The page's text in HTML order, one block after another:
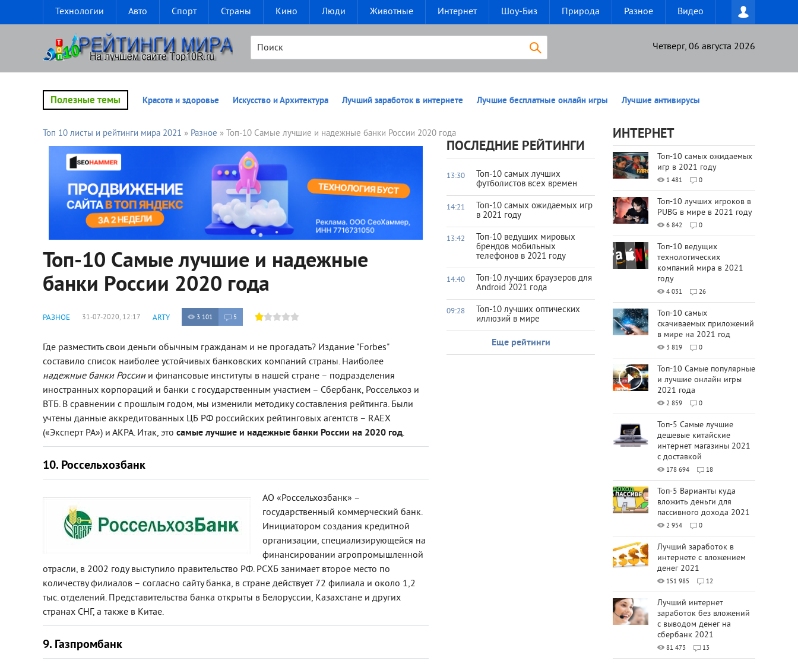
Технологии Авто Спорт Страны Кино Люди Животные Интернет Шоу-Биз Природа Разное Видео
Четверг, 06 августа 2026
Полезные темы Красота и здоровье Искусство и Архитектура Лучший заработок в интернете Лучшие бесплатные онлайн игры Лучшие антивирусы
Топ 10 листы и рейтинги мира 2021 » Разное » Топ-10 Самые лучшие и надежные банки России 2020 года
Топ-10 Самые лучшие и надежные
банки России 2020 года
РАЗНОЕ 31-07-2020, 12:17 ARTY 3 101 5
Где разместить свои деньги обычным гражданам и не прогадать? Издание "Forbes"
составило список наиболее устойчивых банковских компаний страны. Наиболее
надежные банки Россиии финансовые институты в нашей стране – подразделения
иностранных корпораций и банки с государственным участием – Сбербанк, Россельхоз и
ВТБ. В сравнении с прошлым годом, мы изменили методику составления рейтинга. Были
учтены данные аккредитованных ЦБ РФ российских рейтинговых агентств – RAEX
(«Эксперт РА») и АКРА. Итак, это самые лучшие и надежные банки России на 2020 год.
10. Россельхозбанк
АО «Россельхозбанк» –
государственный коммерческий банк.
Инициатором создания кредитной
организации, специализирующейся на
финансировании агропромышленной
отрасли, в 2002 году выступило правительство РФ. РСХБ занимает второе место по
количеству филиалов – согласно сайту банка, в стране действует 72 филиала и около 1,2
тыс. отделений. Представительства банка открыты в Белоруссии, Казахстане и других
странах СНГ, а также в Китае.
9. Газпромбанк
ПОСЛЕДНИЕ РЕЙТИНГИ
13:30
Топ-10 самых лучших
футболистов всех времен
14:21
Топ-10 самых ожидаемых игр
в 2021 году
13:42
Топ-10 ведущих мировых
брендов мобильных
телефонов в 2021 году
14:40
Топ-10 лучших браузеров для
Android 2021 года
09:28
Топ-10 лучших оптических
иллюзий в мире
Еще рейтинги
ИНТЕРНЕТ
Топ-10 самых ожидаемых
игр в 2021 году
1 481 0
Топ-10 лучших игроков в
PUBG в мире в 2021 году
6 842 0
Топ-10 ведущих
технологических
компаний мира в 2021
году
4 031 26
Топ-10 самых
скачиваемых приложений
в мире на 2021 год
3 819 0
Топ-10 Самые популярные
и лучшие онлайн игры
2021 года
2 859 0
Топ-5 Самые лучшие
дешевые китайские
интернет магазины 2021
с доставкой
178 694 18
Топ-5 Варианты куда
вложить деньги для
пассивного дохода 2021
2 954 0
Лучший заработок в
интернете с вложением
денег 2021
151 985 12
Лучший интернет
заработок без вложений
с выводом денег на
сбербанк 2021
81 473 13